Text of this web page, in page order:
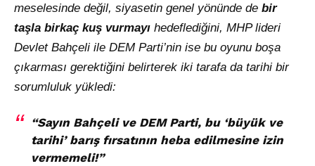
meselesinde değil, siyasetin genel yönünde de bir
taşla birkaç kuş vurmayı hedeflediğini, MHP lideri
Devlet Bahçeli ile DEM Parti’nin ise bu oyunu boşa
çıkarması gerektiğini belirterek iki tarafa da tarihi bir
sorumluluk yükledi:
“Sayın Bahçeli ve DEM Parti, bu ‘büyük ve
tarihi’ barış fırsatının heba edilmesine izin
vermemeli!”